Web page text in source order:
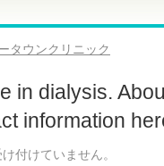
タウンクリニック
in dialysis.
information
付けていません。